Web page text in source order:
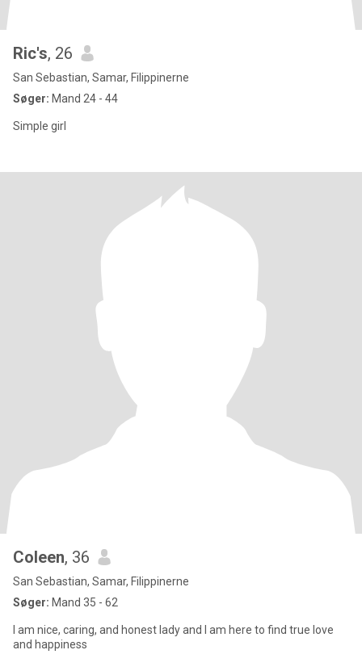
Ric's, 26
San Sebastian, Samar, Filippinerne
Søger: Mand 24 - 44
Simple girl
Coleen, 36
San Sebastian, Samar, Filippinerne
Søger: Mand 35 - 62
I am nice, caring, and honest lady and I am here to find true love
and happiness